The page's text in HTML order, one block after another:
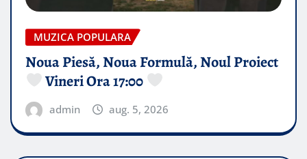
MUZICA POPULARA
Noua Piesă, Noua Formulă, Noul Proiect
Vineri Ora 17:00
admin aug. 5, 2026